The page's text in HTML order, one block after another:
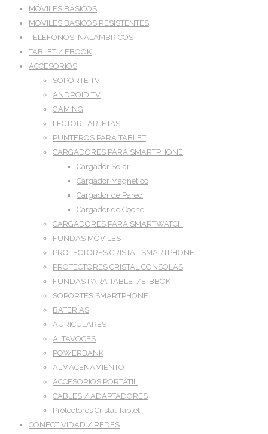
MÓVILES BÁSICOS
MÓVILES BÁSICOS RESISTENTES
TELEFONOS INALAMBRICOS
TABLET / EBOOK
ACCESORIOS
SOPORTE TV
ANDROID TV
GAMING
LECTOR TARJETAS
PUNTEROS PARA TABLET
CARGADORES PARA SMARTPHONE
Cargador Solar
Cargador Magnetico
Cargador de Pared
Cargador de Coche
CARGADORES PARA SMARTWATCH
FUNDAS MÓVILES
PROTECTORES CRISTAL SMARTPHONE
PROTECTORES CRISTAL CONSOLAS
FUNDAS PARA TABLET/E-BBOK
SOPORTES SMARTPHONE
BATERÍAS
AURICULARES
ALTAVOCES
POWERBANK
ALMACENAMIENTO
ACCESORIOS PORTÁTIL
CABLES / ADAPTADORES
Protectores Cristal Tablet
CONECTIVIDAD / REDES